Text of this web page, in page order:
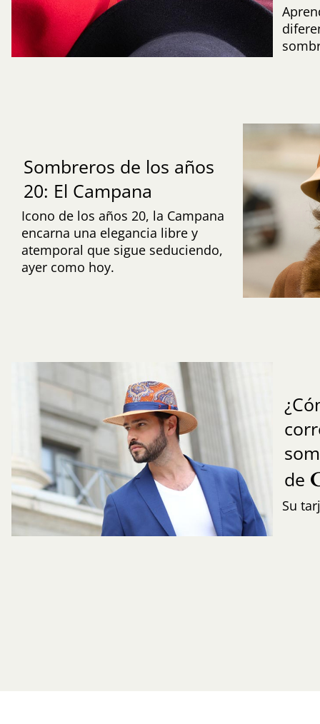
Sombreros de los años
20: El Campana
Icono de los años 20, la Campana
encarna una elegancia libre y
atemporal que sigue seduciendo,
ayer como hoy.
de
Su